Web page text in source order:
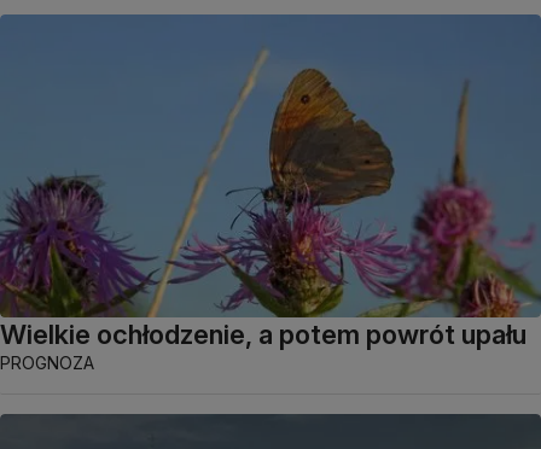
Wielkie ochłodzenie, a potem powrót upału
PROGNOZA